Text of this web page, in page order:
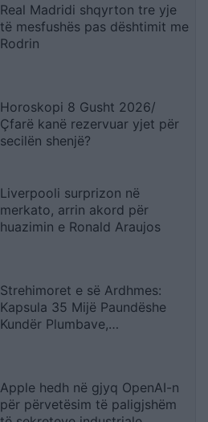
Real Madridi shqyrton tre yje
të mesfushës pas dështimit me
Rodrin
Horoskopi 8 Gusht 2026/
Çfarë kanë rezervuar yjet për
secilën shenjë?
Liverpooli surprizon në
merkato, arrin akord për
huazimin e Ronald Araujos
Strehimoret e së Ardhmes:
Kapsula 35 Mijë Paundëshe
Kundër Plumbave,
Apple hedh në gjyq OpenAI-n
për përvetësim të paligjshëm